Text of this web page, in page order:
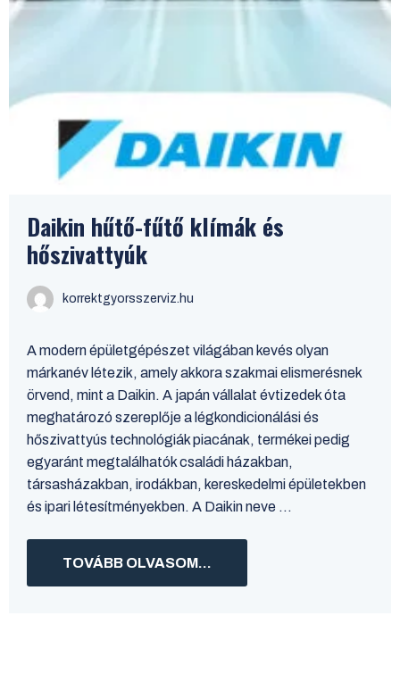
Daikin hűtő-fűtő klímák és
hőszivattyúk
korrektgyorsszerviz.hu
A modern épületgépészet világában kevés olyan
márkanév létezik, amely akkora szakmai elismerésnek
örvend, mint a Daikin. A japán vállalat évtizedek óta
meghatározó szereplője a légkondicionálási és
hőszivattyús technológiák piacának, termékei pedig
egyaránt megtalálhatók családi házakban,
társasházakban, irodákban, kereskedelmi épületekben
és ipari létesítményekben. A Daikin neve ...
TOVÁBB OLVASOM...